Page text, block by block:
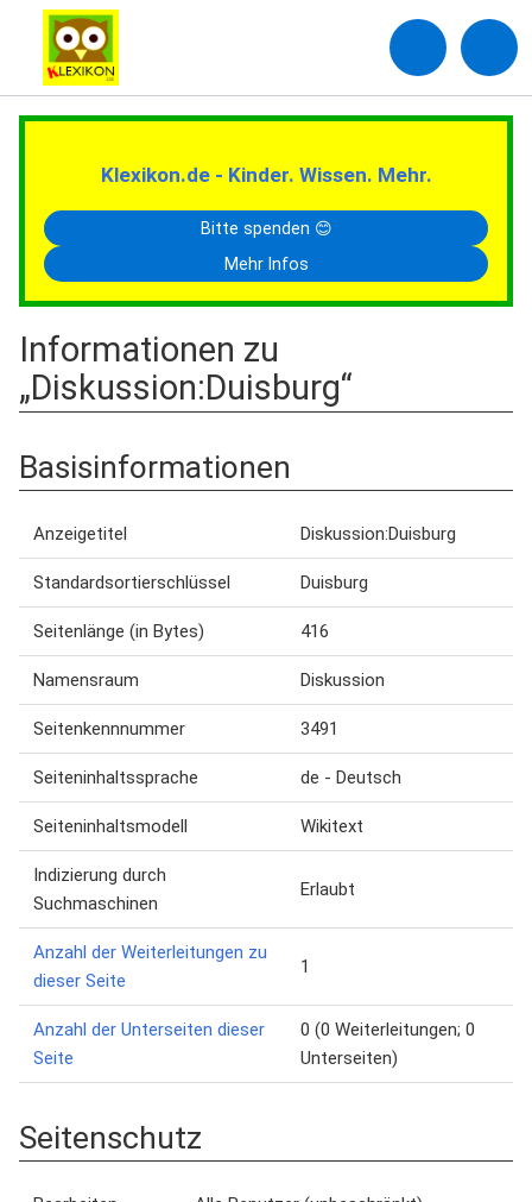
Klexikon.de - Kinder. Wissen. Mehr.
Bitte spenden 😊
Mehr Infos
Informationen zu
„Diskussion:Duisburg“
Basisinformationen
Anzeigetitel Diskussion:Duisburg
Standardsortierschlüssel Duisburg
Seitenlänge (in Bytes) 416
Namensraum Diskussion
Seitenkennnummer 3491
Seiteninhaltssprache de - Deutsch
Seiteninhaltsmodell Wikitext
Indizierung durch
Suchmaschinen
Erlaubt
Anzahl der Weiterleitungen zu
dieser Seite
1
Anzahl der Unterseiten dieser
Seite
0 (0 Weiterleitungen; 0
Unterseiten)
Seitenschutz